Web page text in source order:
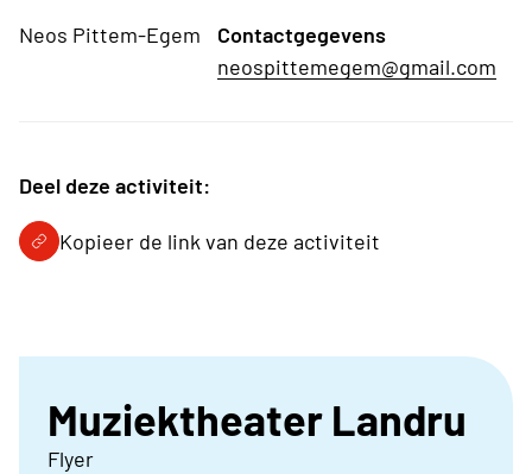
Neos Pittem-Egem
Contactgegevens
neospittemegem@gmail.com
Deel deze activiteit:
Kopieer de link van deze activiteit
Muziektheater Landru
Flyer